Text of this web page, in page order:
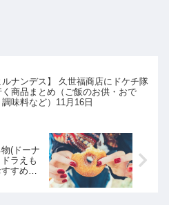
ルナンデス】 久世福商店にドケチ隊
く商品まとめ（ご飯のお供・おで
調味料など）11月16日
(ドーナ
ラえも
すめ！